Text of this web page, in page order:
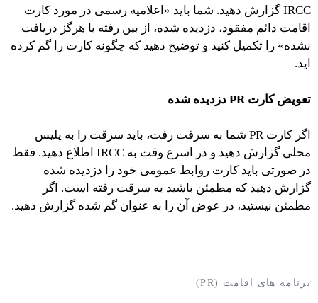
IRCC گزارش دهید. شما باید «اعلامیه رسمی در مورد کارت
اقامت دائم مفقود، دزدیده شده، از بین رفته یا هرگز دریافت
نشده» را تکمیل کنید و توضیح دهید که چگونه کارت را گم کرده
اید.
تعویض کارت PR دزدیده شده
اگر کارت PR شما به سرقت رفت، باید سرقت را به پلیس
محلی گزارش دهید و در اسرع وقت به IRCC اطلاع دهید. فقط
در صورتی باید کارت روابط عمومی خود را دزدیده شده
گزارش دهید که مطمئن باشید به سرقت رفته است. اگر
مطمئن نیستید، در عوض آن را به عنوان گم شده گزارش دهید.
برنامه های اقامت (PR)